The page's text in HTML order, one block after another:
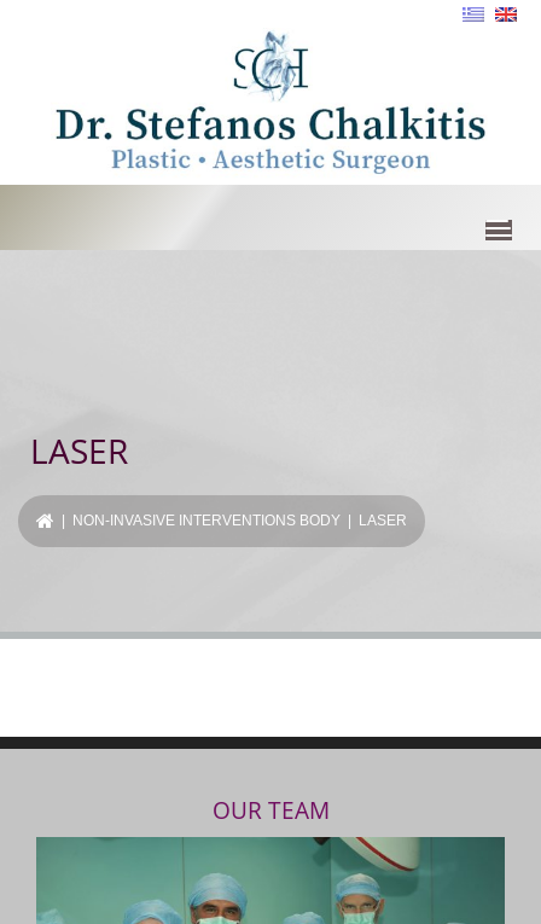
LASER
NON-INVASIVE INTERVENTIONS BODY | LASER
OUR TEAM